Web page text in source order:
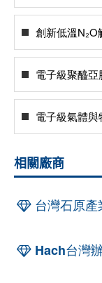
創新低溫
電子級聚醯
電子級氣體
相關廠商
台灣石原產
Hach台灣